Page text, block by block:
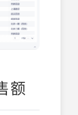
额